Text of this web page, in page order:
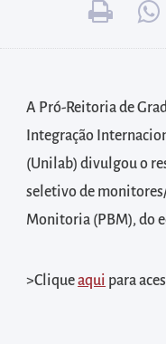
diretamente
informações
postas
rodapé
A Pró-Reitoria de
Integração
(Unilab) divulgou o
seletivo de
Monitoria (PBM), do
>Cliqueaqui para